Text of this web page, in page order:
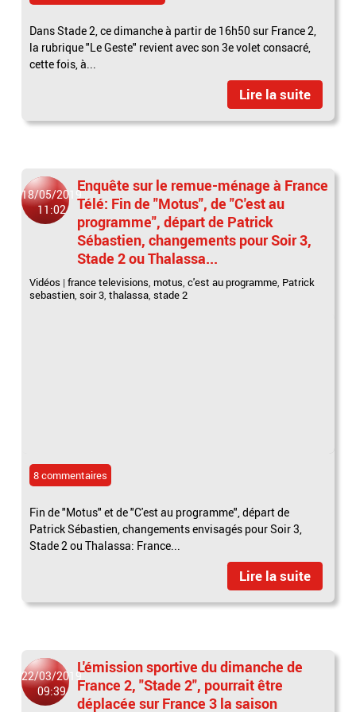
Dans Stade 2, ce dimanche à partir de 16h50 sur France 2,
la rubrique "Le Geste" revient avec son 3e volet consacré,
cette fois, à...
Lire la suite
18/05/2019
11:02
Enquête sur le remue-ménage à France
Télé: Fin de "Motus", de "C'est au
programme", départ de Patrick
Sébastien, changements pour Soir 3,
Stade 2 ou Thalassa...
Vidéos |france televisions, motus,c'est au programme, Patrick
sebastien,soir 3,thalassa,stade 2
8 commentaires
Fin de "Motus" et de "C'est au programme", départ de
Patrick Sébastien, changements envisagés pour Soir 3,
Stade 2 ou Thalassa: France...
Lire la suite
22/03/2019
09:39
L'émission sportive du dimanche de
France 2, "Stade 2", pourrait être
déplacée sur France 3 la saison